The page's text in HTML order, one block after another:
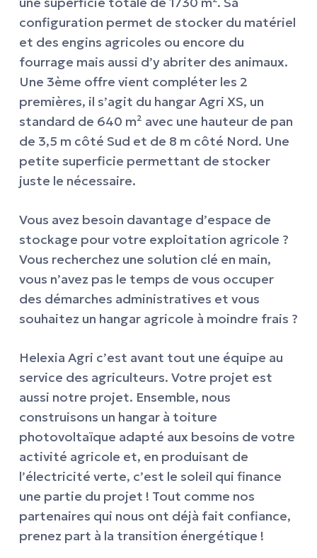
configuration permet de stocker du matériel
et des engins agricoles ou encore du
fourrage mais aussi d’y abriter des animaux.
Une 3ème offre vient compléter les 2
premières, il s’agit du hangar Agri XS, un
standard de 640 m² avec une hauteur de pan
de 3,5 m côté Sud et de 8 m côté Nord. Une
petite superficie permettant de stocker
juste le nécessaire.
Vous avez besoin davantage d’espace de
stockage pour votre exploitation agricole ?
Vous recherchez une solution clé en main,
vous n’avez pas le temps de vous occuper
des démarches administratives et vous
souhaitez un hangar agricole à moindre frais ?
Helexia Agri c’est avant tout une équipe au
service des agriculteurs. Votre projet est
aussi notre projet. Ensemble, nous
construisons un hangar à toiture
photovoltaïque adapté aux besoins de votre
activité agricole et, en produisant de
l’électricité verte, c’est le soleil qui finance
une partie du projet ! Tout comme nos
partenaires qui nous ont déjà fait confiance,
prenez part à la transition énergétique !